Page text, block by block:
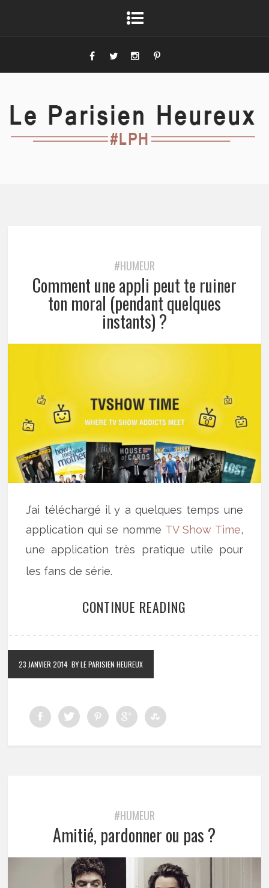
#HUMEUR
Comment une appli peut te ruiner
ton moral (pendant quelques
instants) ?
J’ai téléchargé il y a quelques temps une
application qui se nomme TV Show Time,
une application très pratique utile pour
les fans de série.
CONTINUE READING
23 JANVIER 2014 BY LE PARISIEN HEUREUX
#HUMEUR
Amitié, pardonner ou pas ?